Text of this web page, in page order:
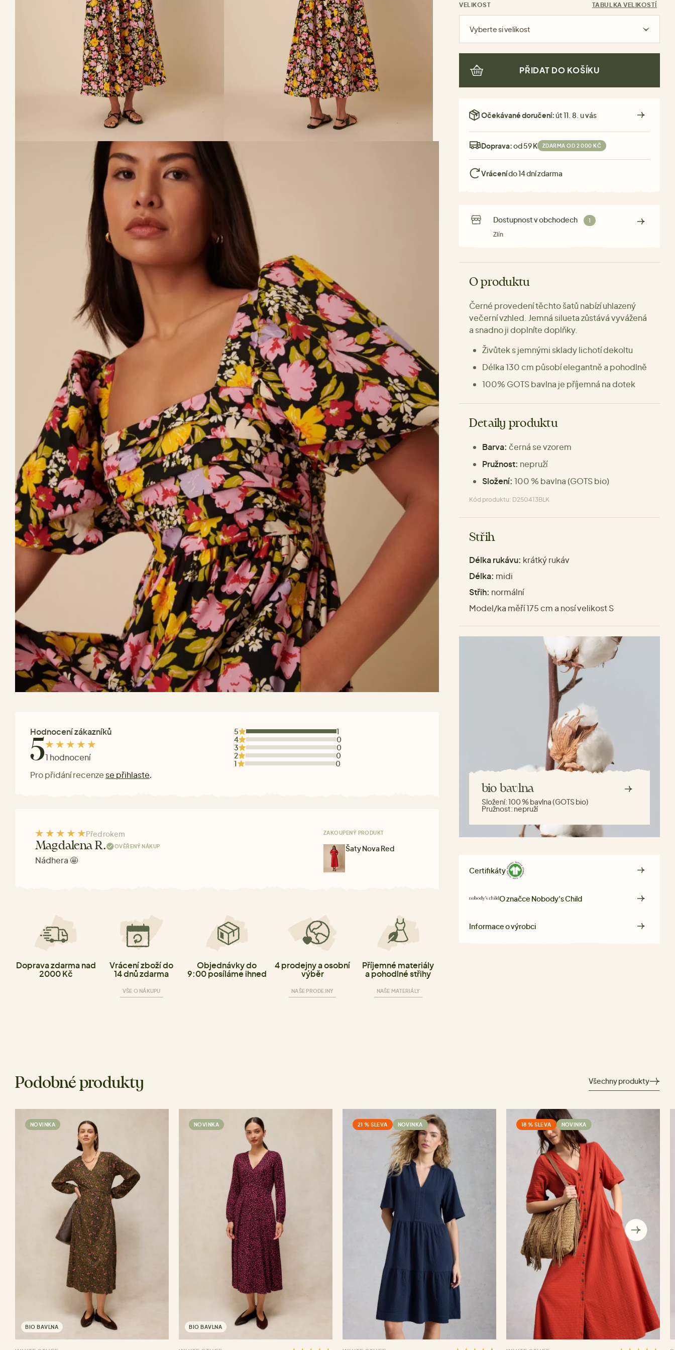
Hodnocení zákazníků
51 hodnocení
Pro přidání recenze se přihlaste.
5
1
4
0
3
0
2
0
1
0
Před rokem
Magdalena R. OVĚŘENÝ NÁKUP
Nádhera 🤩
ZAKOUPENÝ PRODUKT
Šaty Nova Red
Doprava zdarma nad
2000 Kč
Vrácení zboží do
14 dnů zdarma
VŠE O NÁKUPU
Objednávky do
9:00 posíláme ihned
4 prodejny a osobní
výběr
NAŠE PRODEJNY
Příjemné materiály
a pohodlné střihy
NAŠE MATERIÁLY
VELIKOST TABULKA VELIKOSTÍ
Vyberte si velikost
PŘIDAT DO KOŠÍKU
Očekávané doručení:út 11. 8. u vás
Doprava:od 59 Kč ZDARMA OD 2 000 KČ
Vrácenído 14 dní zdarma
Dostupnost v obchodech 1
Zlín
O produktu
Černé provedení těchto šatů nabízí uhlazený
večerní vzhled. Jemná silueta zůstává vyvážená
a snadno ji doplníte doplňky.
Živůtek s jemnými sklady lichotí dekoltu
Délka 130 cm působí elegantně a pohodlně
100% GOTS bavlna je příjemná na dotek
Detaily produktu
Barva: černá se vzorem
Pružnost: nepruží
Složení: 100 % bavlna (GOTS bio)
Kód produktu: D250413BLK
Střih
Délka rukávu: krátký rukáv
Délka: midi
Střih: normální
Model/ka měří 175 cm a nosí velikost S
bio bavlna
Složení:100 % bavlna (GOTS bio)
Pružnost: nepruží
Certifikáty
O značce Nobody's Child
Informace o výrobci
Podobné produkty Všechny produkty
NOVINKA
BIO BAVLNA
NOVINKA
BIO BAVLNA
21 % SLEVA NOVINKA 18 % SLEVA NOVINKA